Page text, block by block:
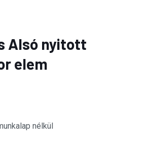
Alsó nyitott
elem
nélkül